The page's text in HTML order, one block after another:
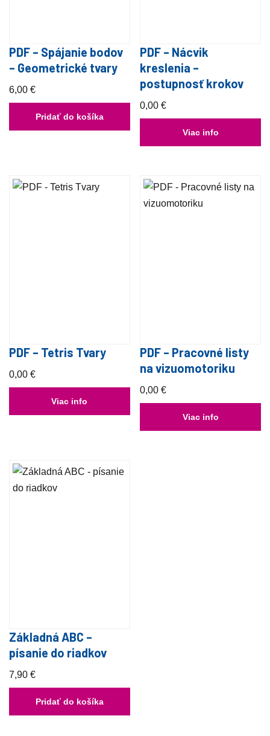
PDF – Spájanie bodov
– Geometrické tvary
6,00 €
Pridať do košíka
PDF – Nácvik
kreslenia –
postupnosť krokov
0,00€
Viac info
PDF – Tetris Tvary
0,00 €
Viac info
PDF – Pracovné listy
na vizuomotoriku
0,00€
Viac info
Základná ABC –
písanie do riadkov
7,90 €
Pridať do košíka